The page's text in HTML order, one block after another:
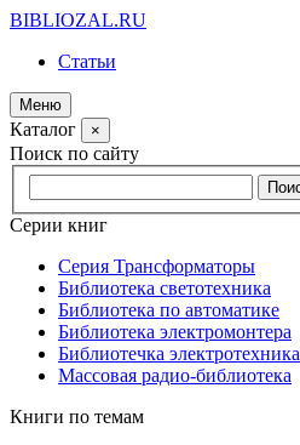
BIBLIOZAL.RU
Статьи
Меню
Каталог ×
Поиск по сайту
Серии книг
Серия Трансформаторы
Библиотека светотехника
Библиотека по автоматике
Библиотека электромонтера
Библиотечка электротехника
Массовая радио-библиотека
Книги по темам